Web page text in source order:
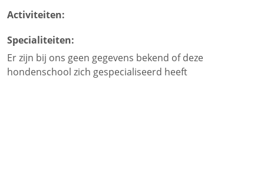
Activiteiten:
Specialiteiten:
Er zijn bij ons geen gegevens bekend of deze
hondenschool zich gespecialiseerd heeft